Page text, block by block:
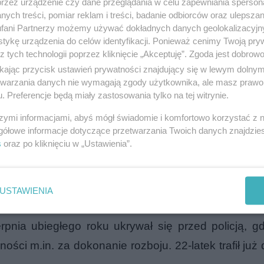
do drzwi jednego z mieszkań przy ul. Łęczyckiej,
22-letni mężczyzna, którego poszukiwał
jednak w żadnym z nich nie było
łóżku szafy. Po otwarciu drzwi okazało się,
ubiegłego roku ukrywał się przed policją,
m.in. za dokonanie rozboju. 22-latek trafił już
treści, pomiar reklam i treści, badanie odbiorców oraz
Partnerzy możemy używać dokładnych danych
urządzenia do celów identyfikacji. Ponieważ cenimy Twoją
tych technologii poprzez kliknięcie „Akceptuję”. Zgoda jest
przycisk ustawień prywatności znajdujący się w lewym
danych nie wymagają zgody użytkownika, ale masz
Preferencje będą miały zastosowania tylko na tej witrynie.
informacjami, abyś mógł świadomie i komfortowo korzystać z
informacje dotyczące przetwarzania Twoich danych
oraz po kliknięciu w „Ustawienia”.
USTAWIENIA